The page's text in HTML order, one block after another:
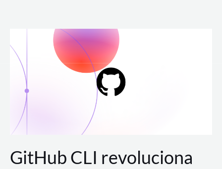
para
conteúdo
GitHub CLI revoluciona